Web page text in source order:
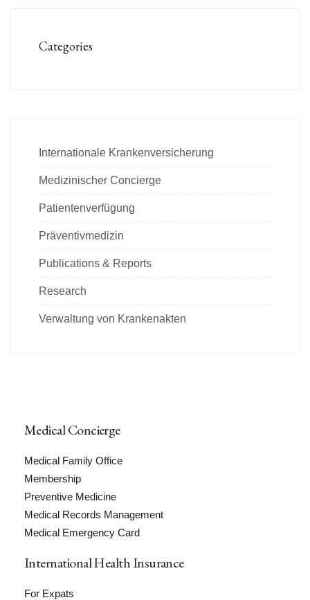
Categories
Internationale Krankenversicherung
Medizinischer Concierge
Patientenverfügung
Präventivmedizin
Publications & Reports
Research
Verwaltung von Krankenakten
Medical Concierge
Medical Family Office
Membership
Preventive Medicine
Medical Records Management
Medical Emergency Card
International Health Insurance
For Expats